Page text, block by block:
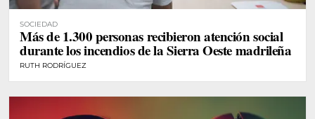
SOCIEDAD
Más de 1.300 personas recibieron atención social
durante los incendios de la Sierra Oeste madrileña
RUTH RODRÍGUEZ